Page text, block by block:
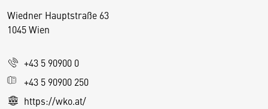
Wiedner Hauptstraße 63
1045 Wien
+43 5 90900 0
+43 5 90900 250
https://wko.at/
D
s
e
S